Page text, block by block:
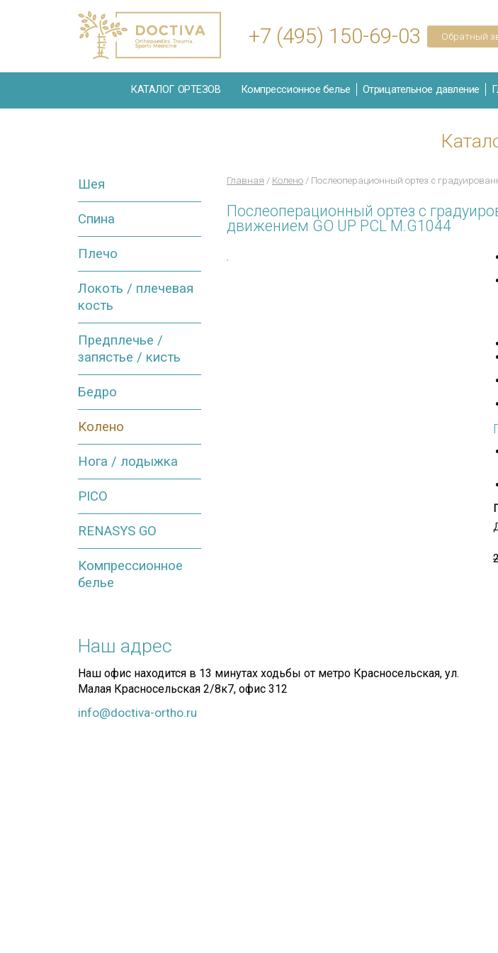
+7 (495) 150-69-03 Обратный
КАТАЛОГ ОРТЕЗОВ Компрессионное белье Отрицательное давление
Шея
Спина
Плечо
Локоть / плечевая
кость
Предплечье /
запястье / кисть
Бедро
Колено
Нога / лодыжка
PICO
RENASYS GO
Компрессионное
белье
Главная / Колено / Послеоперационный ортез с
Послеоперационный ортез с
движением GO UP PCL M.G1044
Наш адрес
Наш офис находится в 13 минутах ходьбы от метро Красносельская, ул.
Малая Красносельская 2/8к7, офис 312
info@doctiva-ortho.ru